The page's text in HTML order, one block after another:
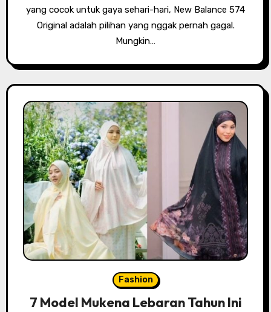
yang cocok untuk gaya sehari-hari, New Balance 574
Original adalah pilihan yang nggak pernah gagal.
Mungkin…
Fashion
7 Model Mukena Lebaran Tahun Ini